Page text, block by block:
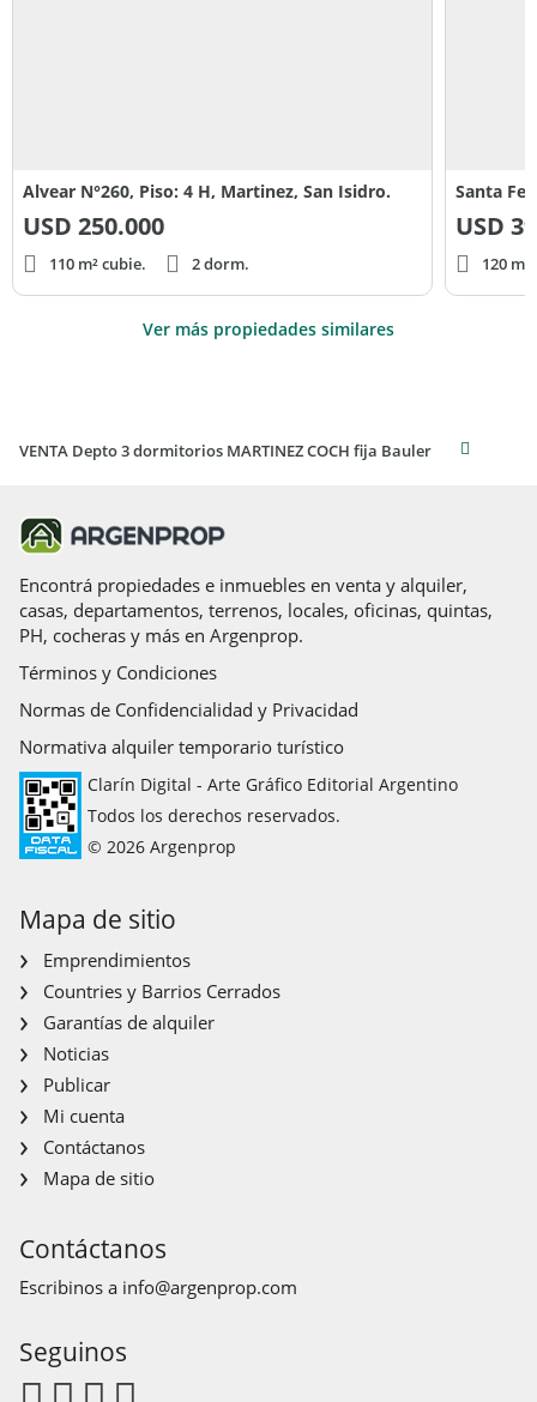
Alvear N°260, Piso: 4 H, Martinez, San Isidro.
USD 250.000
110 m² cubie. 2 dorm.
Santa Fe
USD
120
Ver más propiedades similares
VENTA Depto 3 dormitorios MARTINEZ COCH fija Bauler
Encontrá propiedades e inmuebles en venta y alquiler,
casas, departamentos, terrenos, locales, oficinas, quintas,
PH, cocheras y más en Argenprop.
Términos y Condiciones
Normas de Confidencialidad y Privacidad
Normativa alquiler temporario turístico
Clarín Digital - Arte Gráfico Editorial Argentino
Todos los derechos reservados.
© 2026 Argenprop
Mapa de sitio
Emprendimientos
Countries y Barrios Cerrados
Garantías de alquiler
Noticias
Publicar
Mi cuenta
Contáctanos
Mapa de sitio
Contáctanos
Escribinos a info@argenprop.com
Seguinos